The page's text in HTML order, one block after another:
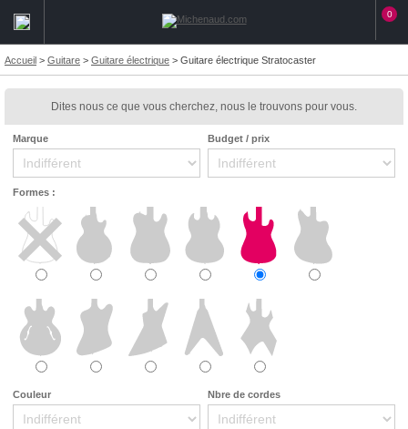
0
Accueil > Guitare > Guitare électrique > Guitare électrique Stratocaster
Dites nous ce que vous cherchez, nous le trouvons pour vous.
Marque Budget / prix
Formes :
Couleur Nbre de cordes